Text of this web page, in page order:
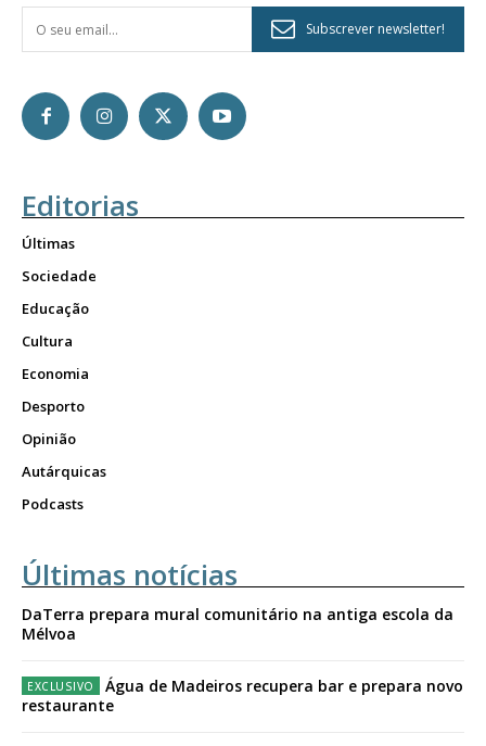
Subscrever newsletter!
Editorias
Últimas
Sociedade
Educação
Cultura
Economia
Desporto
Opinião
Autárquicas
Podcasts
Últimas notícias
DaTerra prepara mural comunitário na antiga escola da
Mélvoa
Água de Madeiros recupera bar e prepara novo
restaurante